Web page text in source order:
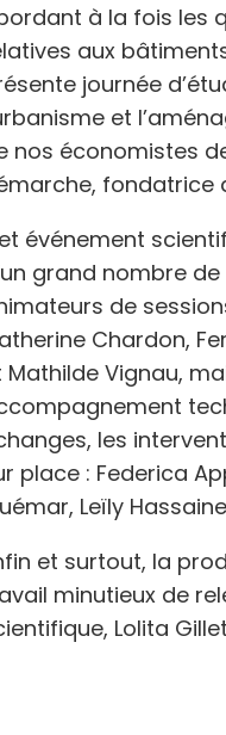
à la fois les
aux
journée
et
nos économistes
fondatrice
événement
grand nombre
de
Chardon,
Mathilde Vignau,
les
place : Federica
Leïly
et surtout, la
minutieux de
Lolita